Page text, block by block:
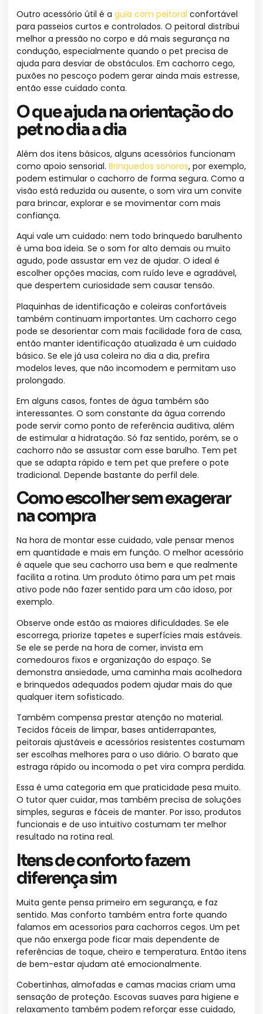
Outro acessório útil é a guia com peitoral confortável
para passeios curtos e controlados. O peitoral distribui
melhor a pressão no corpo e dá mais segurança na
condução, especialmente quando o pet precisa de
ajuda para desviar de obstáculos. Em cachorro cego,
puxões no pescoço podem gerar ainda mais estresse,
então esse cuidado conta.
O que ajuda na orientação do
pet no dia a dia
Além dos itens básicos, alguns acessórios funcionam
como apoio sensorial. Brinquedos sonoros, por exemplo,
podem estimular o cachorro de forma segura. Como a
visão está reduzida ou ausente, o som vira um convite
para brincar, explorar e se movimentar com mais
confiança.
Aqui vale um cuidado: nem todo brinquedo barulhento
é uma boa ideia. Se o som for alto demais ou muito
agudo, pode assustar em vez de ajudar. O ideal é
escolher opções macias, com ruído leve e agradável,
que despertem curiosidade sem causar tensão.
Plaquinhas de identificação e coleiras confortáveis
também continuam importantes. Um cachorro cego
pode se desorientar com mais facilidade fora de casa,
então manter identificação atualizada é um cuidado
básico. Se ele já usa coleira no dia a dia, prefira
modelos leves, que não incomodem e permitam uso
prolongado.
Em alguns casos, fontes de água também são
interessantes. O som constante da água correndo
pode servir como ponto de referência auditiva, além
de estimular a hidratação. Só faz sentido, porém, se o
cachorro não se assustar com esse barulho. Tem pet
que se adapta rápido e tem pet que prefere o pote
tradicional. Depende bastante do perfil dele.
Como escolher sem exagerar
na compra
Na hora de montar esse cuidado, vale pensar menos
em quantidade e mais em função. O melhor acessório
é aquele que seu cachorro usa bem e que realmente
facilita a rotina. Um produto ótimo para um pet mais
ativo pode não fazer sentido para um cão idoso, por
exemplo.
Observe onde estão as maiores dificuldades. Se ele
escorrega, priorize tapetes e superfícies mais estáveis.
Se ele se perde na hora de comer, invista em
comedouros fixos e organização do espaço. Se
demonstra ansiedade, uma caminha mais acolhedora
e brinquedos adequados podem ajudar mais do que
qualquer item sofisticado.
Também compensa prestar atenção no material.
Tecidos fáceis de limpar, bases antiderrapantes,
peitorais ajustáveis e acessórios resistentes costumam
ser escolhas melhores para o uso diário. O barato que
estraga rápido ou incomoda o pet vira compra perdida.
Essa é uma categoria em que praticidade pesa muito.
O tutor quer cuidar, mas também precisa de soluções
simples, seguras e fáceis de manter. Por isso, produtos
funcionais e de uso intuitivo costumam ter melhor
resultado na rotina real.
Itens de conforto fazem
diferença sim
Muita gente pensa primeiro em segurança, e faz
sentido. Mas conforto também entra forte quando
falamos em acessorios para cachorros cegos. Um pet
que não enxerga pode ficar mais dependente de
referências de toque, cheiro e temperatura. Então itens
de bem-estar ajudam até emocionalmente.
Cobertinhas, almofadas e camas macias criam uma
sensação de proteção. Escovas suaves para higiene e
relaxamento também podem reforçar esse cuidado,